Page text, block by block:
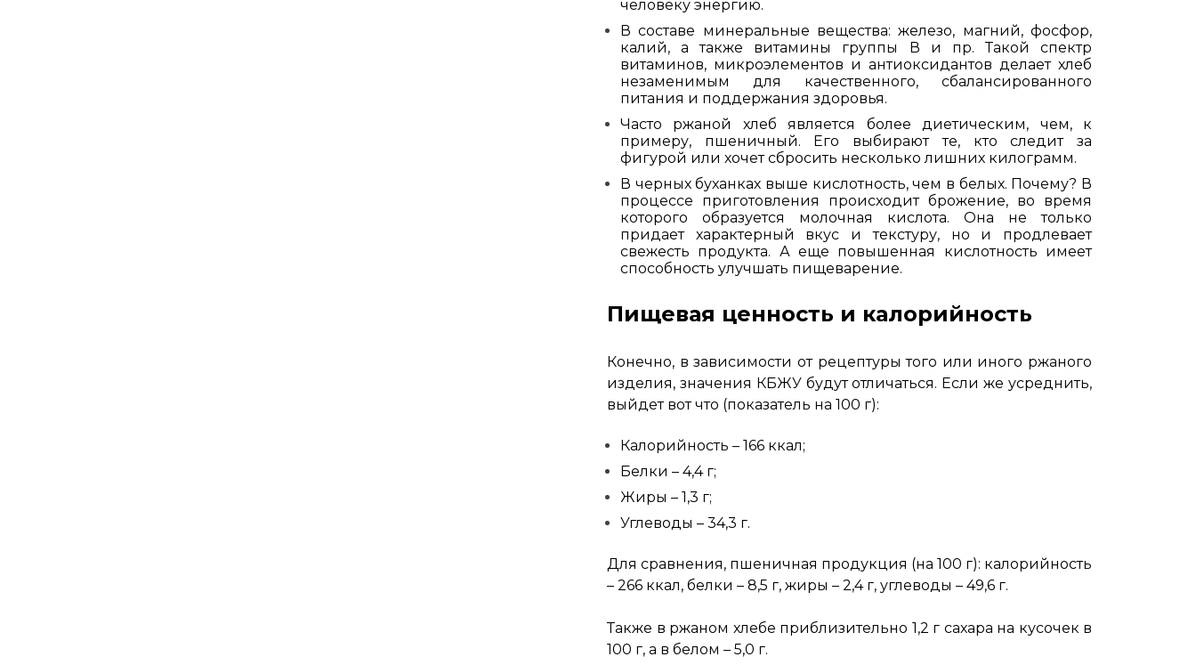
человеку энергию.
В составе минеральные вещества: железо, магний, фосфор,
калий, а также витамины группы В и пр. Такой спектр
витаминов, микроэлементов и антиоксидантов делает хлеб
незаменимым для качественного, сбалансированного
питания и поддержания здоровья.
Часто ржаной хлеб является более диетическим, чем, к
примеру, пшеничный. Его выбирают те, кто следит за
фигурой или хочет сбросить несколько лишних килограмм.
В черных буханках выше кислотность, чем в белых. Почему? В
процессе приготовления происходит брожение, во время
которого образуется молочная кислота. Она не только
придает характерный вкус и текстуру, но и продлевает
свежесть продукта. А еще повышенная кислотность имеет
способность улучшать пищеварение.
Пищевая ценность и калорийность
Конечно, в зависимости от рецептуры того или иного ржаного
изделия, значения КБЖУ будут отличаться. Если же усреднить,
выйдет вот что (показатель на 100 г):
Калорийность – 166 ккал;
Белки – 4,4 г;
Жиры – 1,3 г;
Углеводы – 34,3 г.
Для сравнения, пшеничная продукция (на 100 г): калорийность
– 266 ккал, белки – 8,5 г, жиры – 2,4 г, углеводы – 49,6 г.
Также в ржаном хлебе приблизительно 1,2 г сахара на кусочек в
100 г, а в белом – 5,0 г.